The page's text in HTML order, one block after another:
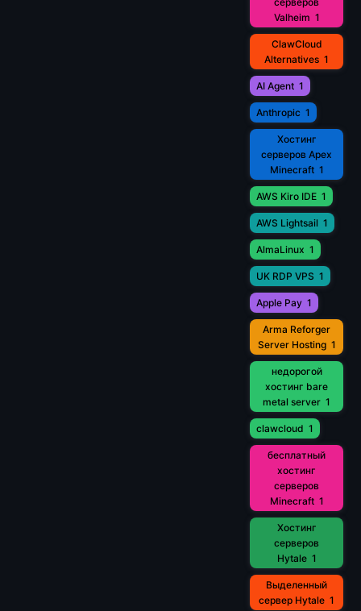
Valheim 1
ClawCloud
Alternatives 1
AI Agent 1
Anthropic 1
Хостинг
серверов Apex
Minecraft 1
AWS Kiro IDE 1
AWS Lightsail 1
AlmaLinux 1
UK RDP VPS 1
Apple Pay 1
Arma Reforger
Server Hosting 1
недорогой
хостинг bare
metal server 1
clawcloud 1
бесплатный
хостинг
серверов
Minecraft 1
Хостинг
серверов
Hytale 1
Выделенный
сервер Hytale 1